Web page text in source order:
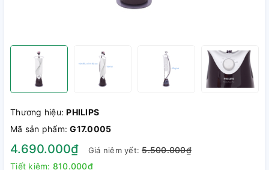
Thương hiệu:PHILIPS
Mã sản phẩm:G17.0005
4.690.000₫ Giá niêm yết:5.500.000₫
Tiết kiệm: 810.000₫